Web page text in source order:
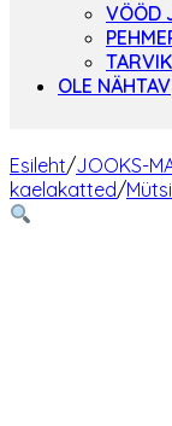
VÖÖD
OLE NÄHTAV
Esileht/JOOKS-
kaelakatted/